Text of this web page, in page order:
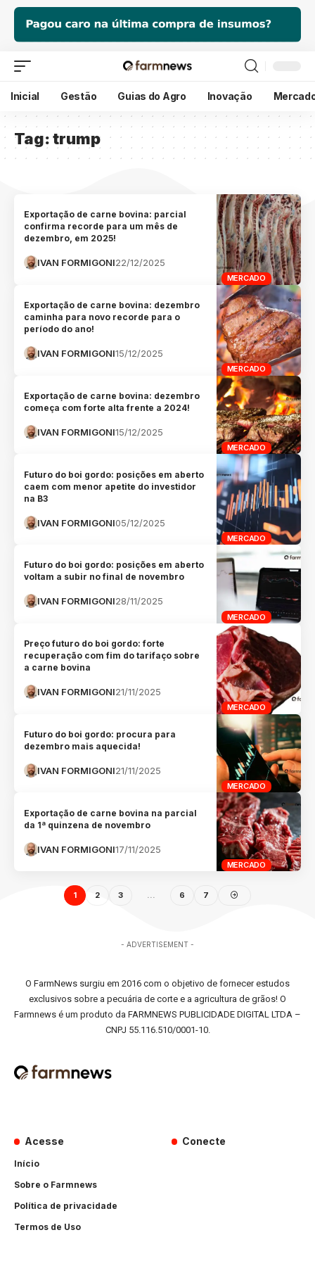
Inicial Gestão Guias do Agro Inovação
Tag:trump
MERCADO
Exportação de carne bovina: parcial
confirma recorde para um mês de
dezembro, em 2025!
IVAN FORMIGONI22/12/2025
MERCADO
Exportação de carne bovina: dezembro
caminha para novo recorde para o
período do ano!
IVAN FORMIGONI15/12/2025
MERCADO
Exportação de carne bovina: dezembro
começa com forte alta frente a 2024!
IVAN FORMIGONI15/12/2025
MERCADO
Futuro do boi gordo: posições em aberto
caem com menor apetite do investidor
na B3
IVAN FORMIGONI05/12/2025
MERCADO
Futuro do boi gordo: posições em aberto
voltam a subir no final de novembro
IVAN FORMIGONI28/11/2025
MERCADO
Preço futuro do boi gordo: forte
recuperação com fim do tarifaço sobre
a carne bovina
IVAN FORMIGONI21/11/2025
MERCADO
Futuro do boi gordo: procura para
dezembro mais aquecida!
IVAN FORMIGONI21/11/2025
MERCADO
Exportação de carne bovina na parcial
da 1ª quinzena de novembro
IVAN FORMIGONI17/11/2025
1 2 3 … 6 7
- ADVERTISEMENT -
O FarmNews surgiu em 2016 com o objetivo de fornecer estudos
exclusivos sobre a pecuária de corte e a agricultura de grãos! O
Farmnews é um produto da FARMNEWS PUBLICIDADE DIGITAL LTDA –
CNPJ 55.116.510/0001-10.
Acesse
Início
Sobre o Farmnews
Política de privacidade
Termos de Uso
Conecte